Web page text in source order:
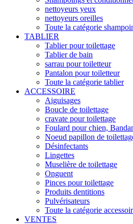
nettoyeurs yeux
nettoyeurs oreilles
Toute la catégorie
TABLIER
Tablier pour toilettage
Tablier de bain
sarrau pour toiletteur
Pantalon pour toiletteur
Toute la catégorie tablier
ACCESSOIRE
Aiguisages
Boucle de toilettage
cravate pour toilettage
Foulard pour chien,
Noeud papillon de
Désinfectants
Lingettes
Muselière de toilettage
Onguent
Pinces pour toilettage
Produits dentitions
Pulvérisateurs
Toute la catégorie
VENTES